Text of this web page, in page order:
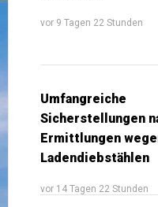
vor 9 Tagen 22 Stunden
Umfangreiche
Sicherstellungen
Ermittlungen
Ladendiebstählen
vor 14 Tagen 22 Stunden